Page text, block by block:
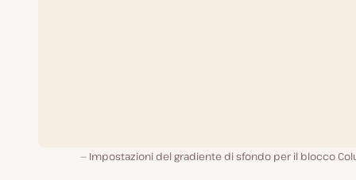
Impostazioni del gradiente di sfondo per il blocco